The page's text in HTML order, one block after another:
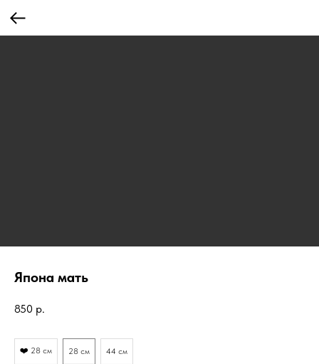
Япона мать
850 р.
❤️ 28 см 28 см 44 см